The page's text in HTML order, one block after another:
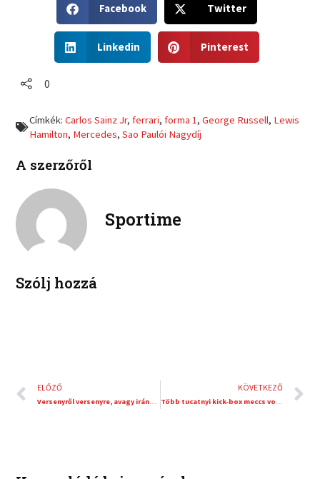
h
r
o
k
Facebook
h
t
Twitter
h
n
l
n
e
Linkedin
h
n
p
e
Pinterest
0
Címkék:Carlos Sainz Jr,ferrari,forma 1,George Russell, Lewis
Hamilton, Mercedes,Sao Paulói Nagydíj
A szerzőről
Sportime
Szólj hozzá
Előző
ELŐZŐ
Versenyről versenyre, avagy irány a Zemplén rali!
KÖVETKEZŐ
Több tucatnyi kick-box meccs volt a TEK Gálán